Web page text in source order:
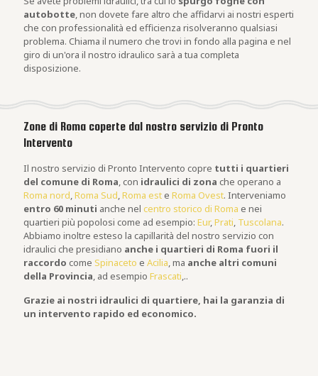
autobotte, non dovete fare altro che affidarvi ai nostri esperti
che con professionalità ed efficienza risolveranno qualsiasi
problema. Chiama il numero che trovi in fondo alla pagina e nel
giro di un'ora il nostro idraulico sarà a tua completa
disposizione.
Zone di Roma coperte dal nostro servizio di Pronto
Intervento
Il nostro servizio di Pronto Intervento copre tutti i quartieri
del comune di Roma, con idraulici di zona che operano a
Roma nord,Roma Sud,Roma este Roma Ovest. Interveniamo
entro 60 minuti anche nel centro storico di Roma e nei
quartieri più popolosi come ad esempio: Eur,Prati, Tuscolana.
Abbiamo inoltre esteso la capillarità del nostro servizio con
idraulici che presidiano anche i quartieri di Roma fuori il
raccordo come Spinaceto e Acilia, ma anche altri comuni
della Provincia, ad esempio Frascati,..
Grazie ai nostri idraulici di quartiere, hai la garanzia di
un intervento rapido ed economico.